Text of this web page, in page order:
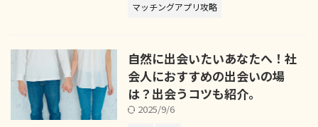
マッチングアプリ攻略
自然に出会いたいあなたへ！社
会人におすすめの出会いの場
は？出会うコツも紹介。
2025/9/6